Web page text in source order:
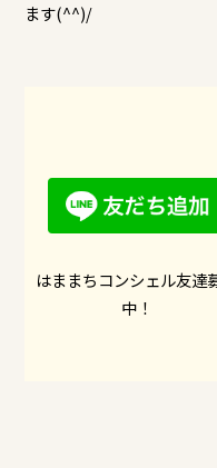
ます(^^)/
はままちコンシェル友達
中！